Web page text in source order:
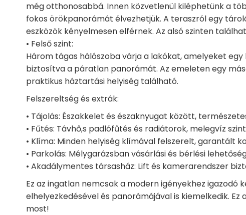
még otthonosabbá. Innen közvetlenül kiléphetünk a
fokos örökpanorámát élvezhetjük. A teraszról egy
eszközök kényelmesen elférnek. Az alsó szinten
• Felső szint:
Három tágas hálószoba várja a lakókat, amelyeket
biztosítva a páratlan panorámát. Az emeleten egy
praktikus háztartási helyiség található.
Felszereltség és extrák:
• Tájolás: Északkelet és északnyugat között,
• Fűtés: Távhő,s padlófűtés és radiátorok, melegvíz
• Klíma: Minden helyiség klímával felszerelt, garantált
• Parkolás: Mélygarázsban vásárlási és bérlési
• Akadálymentes társasház: Lift és kamerarendszer
Ez az ingatlan nemcsak a modern igényekhez igazodó
elhelyezkedésével és panorámájával is kiemelkedik.
most!